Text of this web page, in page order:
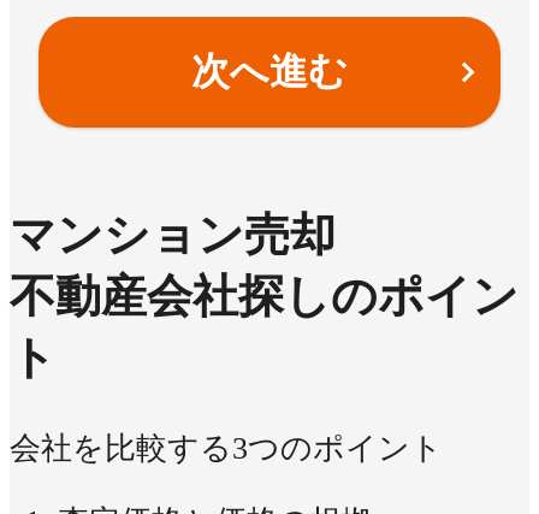
次へ進む
マンション売却
不動産会社探しのポイン
ト
会社を比較する3つのポイント